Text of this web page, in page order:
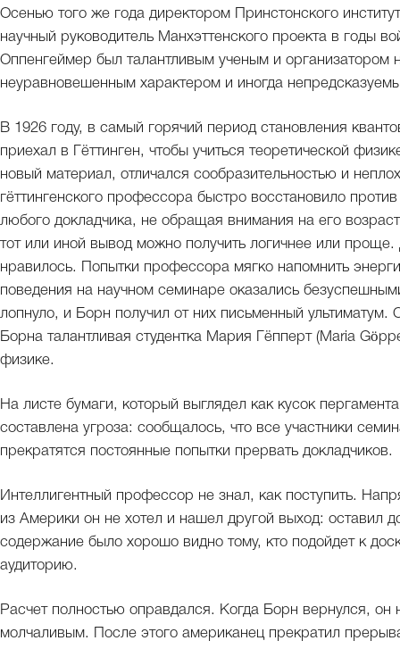
Осенью того же года директором Принстонского
научный руководитель Манхэттенского проекта в годы
Оппенгеймер был талантливым ученым и организатором
неуравновешенным характером и иногда
В 1926 году, в самый горячий период становления
приехал в Гёттинген, чтобы учиться теоретической
новый материал, отличался сообразительностью и
гёттингенского профессора быстро восстановило
любого докладчика, не обращая внимания на его
тот или иной вывод можно получить логичнее или
нравилось. Попытки профессора мягко напомнить
поведения на научном семинаре оказались
лопнуло, и Борн получил от них письменный
Борна талантливая студентка Мария Гёпперт (Maria
физике.
На листе бумаги, который выглядел как кусок
составлена угроза: сообщалось, что все участники
прекратятся постоянные попытки прервать докладчиков.
Интеллигентный профессор не знал, как поступить.
из Америки он не хотел и нашел другой выход: оставил
содержание было хорошо видно тому, кто подойдет к
аудиторию.
Расчет полностью оправдался. Когда Борн вернулся,
молчаливым. После этого американец прекратил